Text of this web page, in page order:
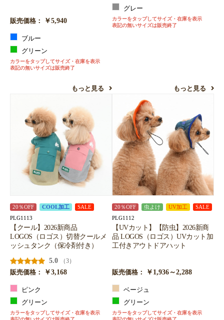
販売価格： ￥5,940
ブルー
グリーン
カラーをタップしてサイズ・在庫を表示
表記の無いサイズは販売終了
もっと見る
グレー
カラーをタップしてサイズ・在庫を表示
表記の無いサイズは販売終了
もっと見る
20％OFF COOL加工 SALE
PLG1113
【クール】2026新商品
LOGOS（ロゴス）切替クールメ
ッシュタンク（保冷剤付き）
5.0
（3）
販売価格：
￥3,168
ピンク
グリーン
カラーをタップしてサイズ・在庫を表示
20％OFF 虫よけ UV加工 SALE
PLG1112
【UVカット】【防虫】2026新商
品 LOGOS（ロゴス）UVカット加
工付きアウトドアハット
販売価格： ￥1,936～2,288
ベージュ
グリーン
カラーをタップしてサイズ・在庫を表示